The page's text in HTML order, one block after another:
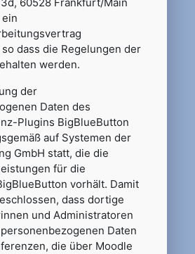
dass die Regelungen der
werden.
der
Daten des
Plugins BigBlueButton
auf Systemen der
GmbH statt, die die
für die
vorhält. Damit
dass dortige
und Administratoren
Daten
die über Moodle